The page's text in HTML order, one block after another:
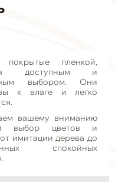
покрытые пленкой,
доступным и
выбором. Они
к влаге и легко
вашему вниманию
выбор цветов и
имитации дерева до
спокойных